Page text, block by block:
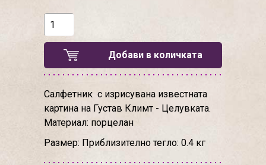
Добави в количката
Салфетник с изрисувана известната
картина на Густав Климт - Целувката.
Материал: порцелан
Размер: Приблизително тегло: 0.4 кг